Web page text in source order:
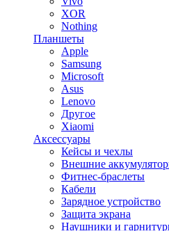
XOR
Nothing
Планшеты
Apple
Samsung
Microsoft
Asus
Lenovo
Другое
Xiaomi
Аксессуары
Кейсы и чехлы
Внешние
Фитнес-браслеты
Кабели
Зарядное устройство
Защита экрана
Наушники и